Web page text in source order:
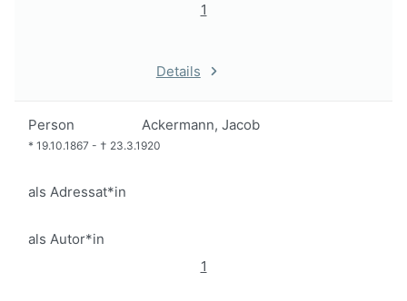
1
Details
Person Ackermann, Jacob
* 19.10.1867 - † 23.3.1920
als Adressat*in
als Autor*in
1